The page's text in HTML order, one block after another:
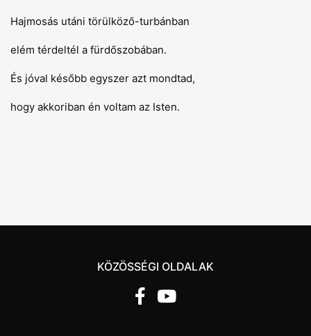
Hajmosás utáni törülköző-turbánban
elém térdeltél a fürdőszobában.
És jóval később egyszer azt mondtad,
hogy akkoriban én voltam az Isten.
KÖZÖSSÉGI OLDALAK